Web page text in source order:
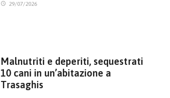
29/07/2026
Malnutriti e deperiti, sequestrati
10 cani in un’abitazione a
Trasaghis